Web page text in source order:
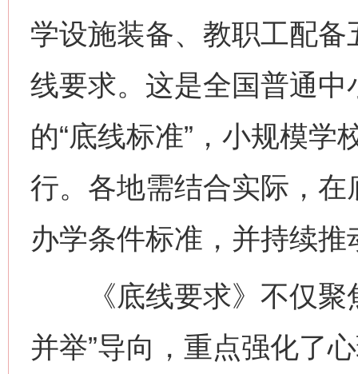
学设施装备、教职工配
线要求。这是全国普通
的“底线标准”，小规模
行。各地需结合实际，
办学条件标准，并持续
《底线要求》不仅聚
并举”导向，重点强化了